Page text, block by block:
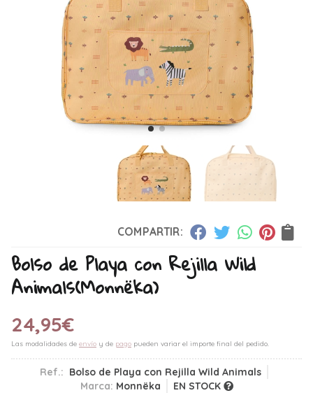
COMPARTIR:
Bolso de Playa con Rejilla Wild
Animals(Monnëka)
24,95€
Las modalidades de envío y de pago pueden variar el importe final del pedido.
Ref.: Bolso de Playa con Rejilla Wild Animals
Marca: Monnëka EN STOCK